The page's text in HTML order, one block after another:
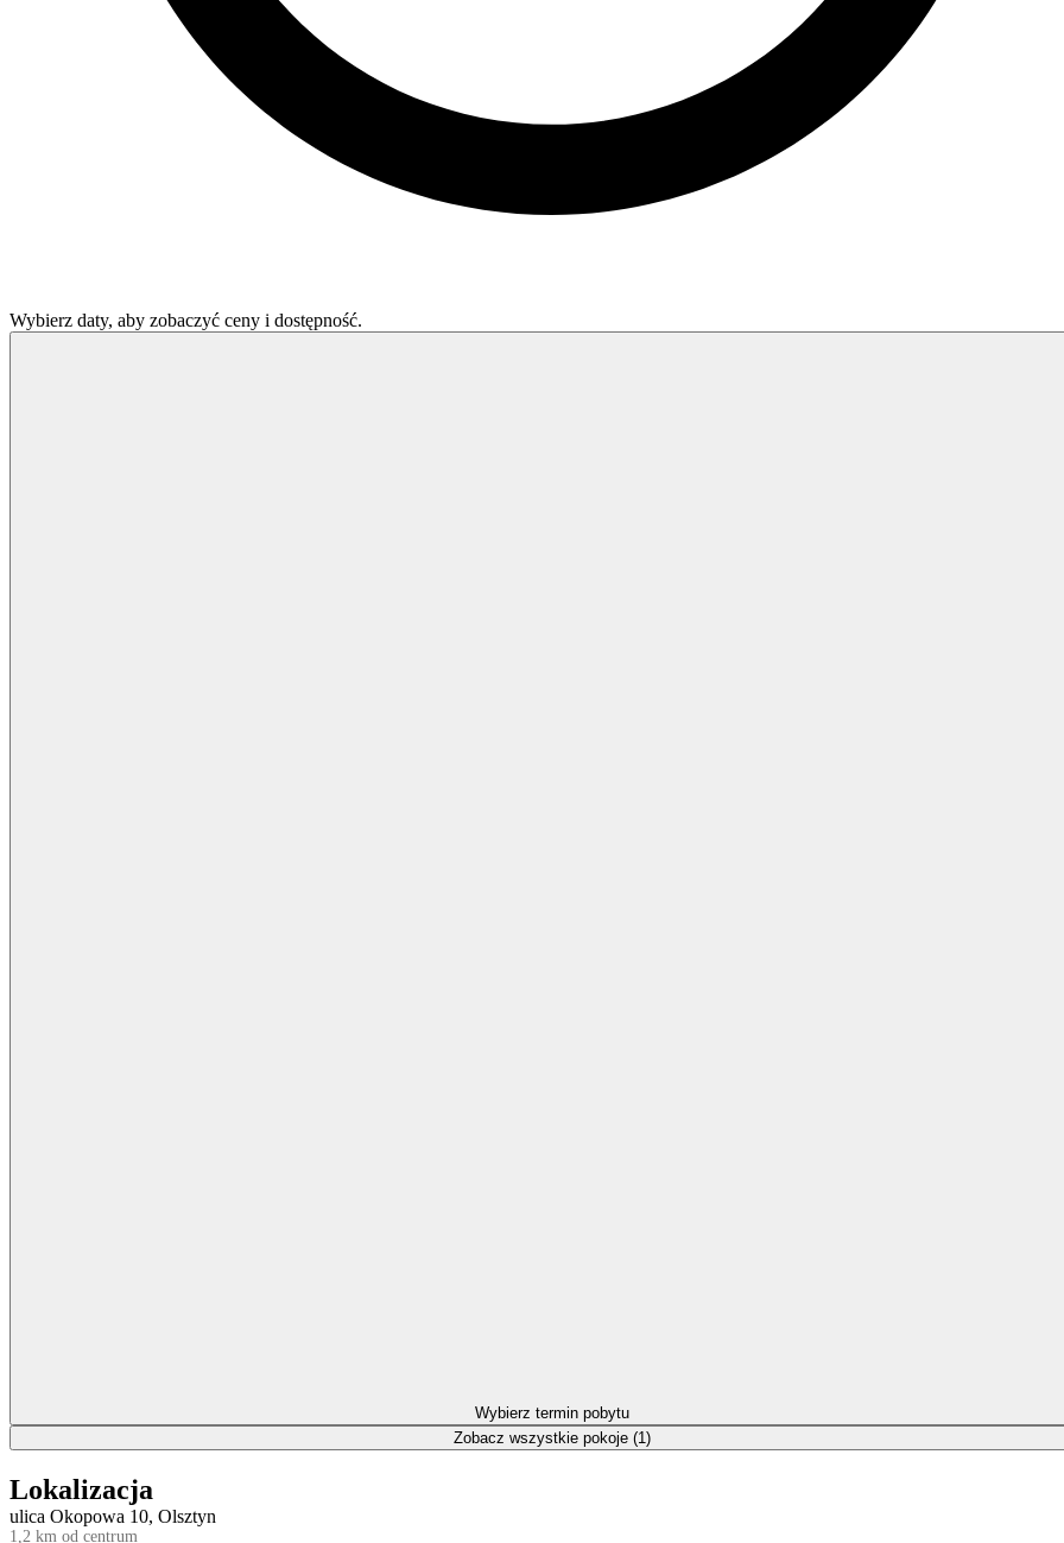
Lokalizacja
ulica Okopowa 10, Olsztyn
1,2 km od centrum
Wybierz daty, aby zobaczyć ceny i dostępność.
Wybierz termin pobytu
Zobacz wszystkie pokoje (1)